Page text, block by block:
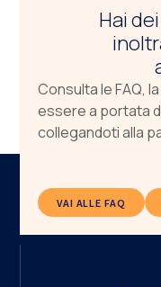
Hai
Consulta le FAQ,
essere a portata
collegandoti alla
VAI ALLE FAQ